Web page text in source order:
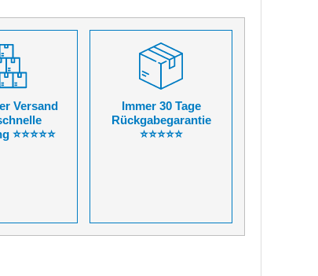
Versand
⭐⭐⭐⭐⭐
Immer 30 Tage
Rückgabegarantie
⭐⭐⭐⭐⭐